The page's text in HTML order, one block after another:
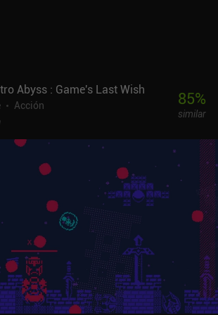
un profundo nivel de nostalgia a la vez
exacto de experiencia de juego altamente
crecieron los jugadores veteranos.
Abyss : Game's Last Wish
Acción
85%
similar